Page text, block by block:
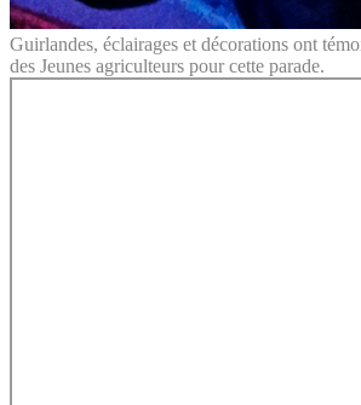
Guirlandes, éclairages et décorations ont
des Jeunes agriculteurs pour cette parade.